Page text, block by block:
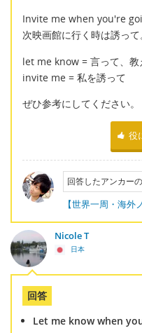
Invite me when you're
次映画館に行く時は誘って
let me know = 言って、教
invite me = 私を誘って
ぜひ参考にしてください。
役
回答したアンカー
【世界一周・海
Nicole T
日本
回答
Let me know when